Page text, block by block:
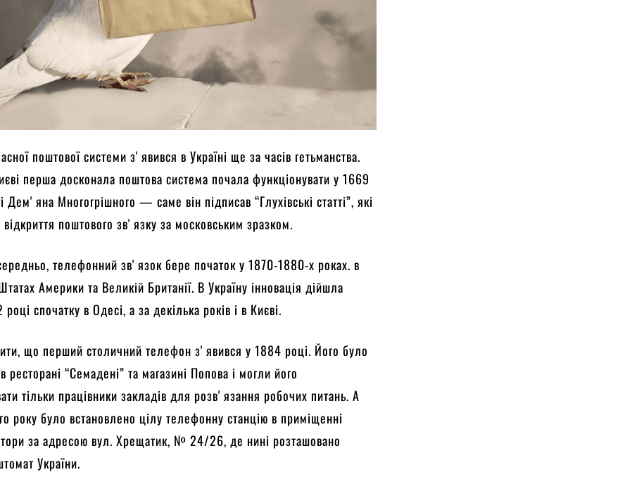
поштової системи зʼявився в Україні ще за часів гетьманства.
перша досконала поштова система почала функціонувати у 1669
Демʼяна Многогрішного — саме він підписав “Глухівські статті”, які
поштового звʼязку за московським зразком.
телефонний звʼязок бере початок у 1870-1880-х роках. в
Америки та Великій Британії. В Україну інновація дійшла
спочатку в Одесі, а за декілька років і в Києві.
що перший столичний телефон зʼявився у 1884 році. Його було
ресторані “Семадені” та магазині Попова і могли його
тільки працівники закладів для розвʼязання робочих питань. А
року було встановлено цілу телефонну станцію в приміщенні
за адресою вул. Хрещатик, № 24/26, де нині розташовано
України.